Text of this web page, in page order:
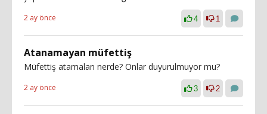
2 ay önce 4 1
Atanamayan müfettiş
Müfettiş atamaları nerde? Onlar duyurulmuyor mu?
2 ay önce 3 2